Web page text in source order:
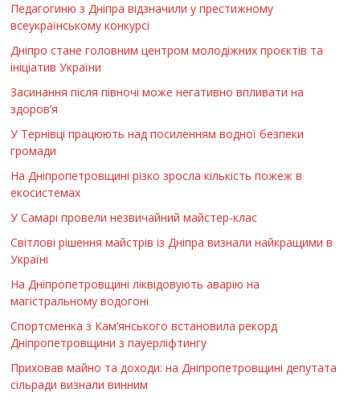
Педагогиню з Дніпра відзначили у престижному
всеукраїнському конкурсі
Дніпро стане головним центром молодіжних проєктів та
ініціатив України
Засинання після півночі може негативно впливати на
здоров’я
У Тернівці працюють над посиленням водної безпеки
громади
На Дніпропетровщині різко зросла кількість пожеж в
екосистемах
У Самарі провели незвичайний майстер-клас
Світлові рішення майстрів із Дніпра визнали найкращими в
Україні
На Дніпропетровщині ліквідовують аварію на
магістральному водогоні
Спортсменка з Кам’янського встановила рекорд
Дніпропетровщини з пауерліфтингу
Приховав майно та доходи: на Дніпропетровщині депутата
сільради визнали винним